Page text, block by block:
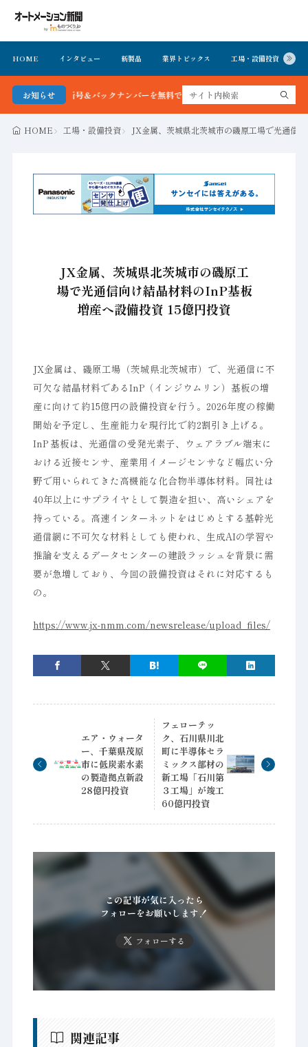
HOME インタビュー 新製品 業界トピックス 工場・設備投資
お知らせ
最新号＆バックナンバーを無料で公開中 詳細はこちら
HOME 工場・設備投資 JX金属、茨城県北茨城市の磯原工場で光通信
JX金属、茨城県北茨城市の磯原工
場で光通信向け結晶材料のInP基板
増産へ設備投資 15億円投資
JX金属は、磯原工場（茨城県北茨城市）で、光通信に不
可欠な結晶材料であるInP（インジウムリン）基板の増
産に向けて約15億円の設備投資を行う。2026年度の稼働
開始を予定し、生産能力を現行比で約2割引き上げる。
InP 基板は、光通信の受発光素子、ウェアラブル端末に
おける近接センサ、産業用イメージセンサなど幅広い分
野で用いられてきた高機能な化合物半導体材料。同社は
40年以上にサプライヤとして製造を担い、高いシェアを
持っている。高速インターネットをはじめとする基幹光
通信網に不可欠な材料としても使われ、生成AIの学習や
推論を支えるデータセンターの建設ラッシュを背景に需
要が急増しており、今回の設備投資はそれに対応するも
の。
https://www.jx-nmm.com/newsrelease/upload_files/
エア・ウォータ
ー、千葉県茂原
市に低炭素水素
の製造拠点新設
28億円投資
フェローテッ
ク、石川県川北
町に半導体セラ
ミックス部材の
新工場「石川第
３工場」が竣工
60億円投資
この記事が気に入ったら
フォローをお願いします！
フォローする
関連記事